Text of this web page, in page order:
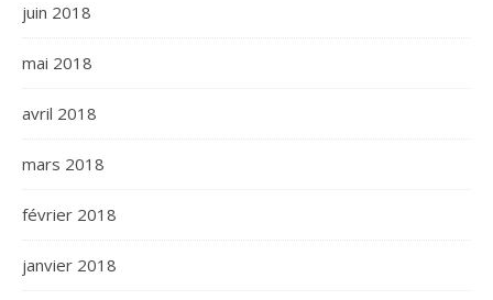
juin 2018
mai 2018
avril 2018
mars 2018
février 2018
janvier 2018